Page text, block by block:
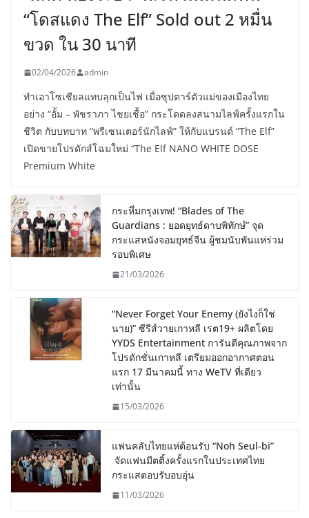
“โดสแดง The Elf” Sold out 2 หมื่น
ขวด ใน 30 นาที
02/04/2026 admin
ทำเอาโซเชียลแทบลุกเป็นไฟ เมื่อซุปตาร์ตัวแม่ของเมืองไทย
อย่าง “อั้ม – พัชราภา ไชยเชื้อ” กระโดดลงสนามไลฟ์ครั้งแรกใน
ชีวิต กับบทบาท “พรีเซนเตอร์นักไลฟ์” ให้กับแบรนด์ “The Elf”
เปิดขายโปรดักส์โฉมใหม่ “The Elf NANO WHITE DOSE
Premium White
กระหึ่มกรุงเทพ! “Blades of The
Guardians : ยอดยุทธ์ดาบพิทักษ์” จุด
กระแสหนังจอมยุทธ์จีน ผู้ชมนับพันแห่ร่วม
รอบพิเศษ
21/03/2026
“Never Forget Your Enemy (ยังไงก็ใช่
นาย)” ซีรีส์วายเกาหลี เรต19+ ผลิตโดย
YYDS Entertainment การันตีคุณภาพจาก
โปรดักชั่นเกาหลี เตรียมออกอากาศตอน
แรก 17 มีนาคมนี้ ทาง WeTV ที่เดียว
เท่านั้น
15/03/2026
แฟนคลับไทยแห่ต้อนรับ “Noh Seul-bi”
จัดแฟนมีตติ้งครั้งแรกในประเทศไทย
กระแสตอบรับอบอุ่น
11/03/2026